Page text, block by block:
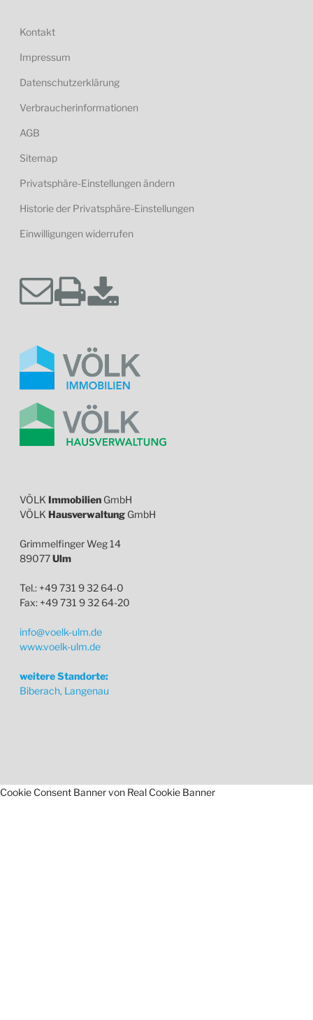
Kontakt
Impressum
Datenschutzerklärung
Verbraucherinformationen
AGB
Sitemap
Privatsphäre-Einstellungen ändern
Historie der Privatsphäre-Einstellungen
Einwilligungen widerrufen
VÖLK Immobilien GmbH
VÖLK Hausverwaltung GmbH
Grimmelfinger Weg 14
89077Ulm
Tel.: +49 731 9 32 64-0
Fax: +49 731 9 32 64-20
info@voelk-ulm.de
www.voelk-ulm.de
weitere Standorte:
Biberach, Langenau
Cookie Consent Banner von Real Cookie Banner